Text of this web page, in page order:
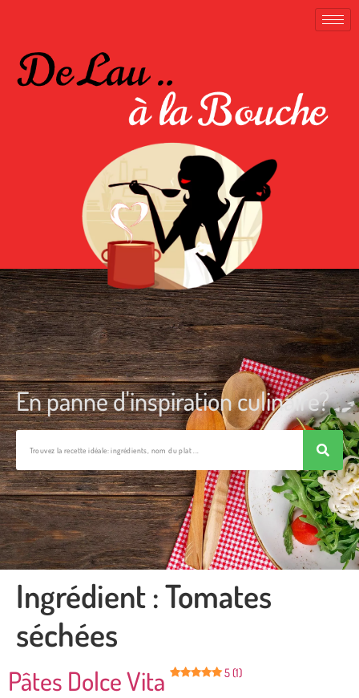
En panne d'inspiration culinaire?
Ingrédient :Tomates
séchées
Pâtes Dolce Vita 5 (1)